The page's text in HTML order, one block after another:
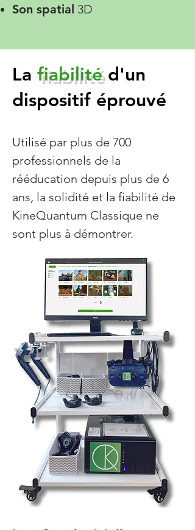
Son spatial 3D
La fiabilitéd'un
dispositif éprouvé
Utilisé par plus de 700
professionnels de la
rééducation depuis plus de 6
ans, la solidité et la fiabilité de
KineQuantum Classique ne
sont plus à démontrer.